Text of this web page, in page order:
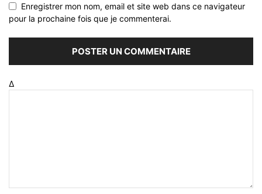
Enregistrer mon nom, email et site web dans ce navigateur
pour la prochaine fois que je commenterai.
Δ